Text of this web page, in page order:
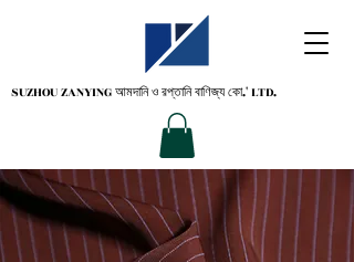
SUZHOU ZANYINGআমদানি ও রপ্তানি বাণিজ্য কো.' LTD.